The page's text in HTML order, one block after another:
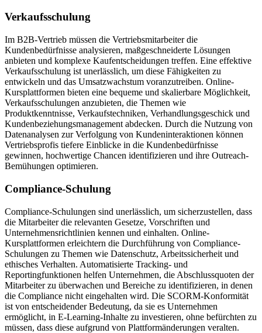
Verkaufsschulung
Im B2B-Vertrieb müssen die Vertriebsmitarbeiter die
Kundenbedürfnisse analysieren, maßgeschneiderte Lösungen
anbieten und komplexe Kaufentscheidungen treffen. Eine effektive
Verkaufsschulung ist unerlässlich, um diese Fähigkeiten zu
entwickeln und das Umsatzwachstum voranzutreiben. Online-
Kursplattformen bieten eine bequeme und skalierbare Möglichkeit,
Verkaufsschulungen anzubieten, die Themen wie
Produktkenntnisse, Verkaufstechniken, Verhandlungsgeschick und
Kundenbeziehungsmanagement abdecken. Durch die Nutzung von
Datenanalysen zur Verfolgung von Kundeninteraktionen können
Vertriebsprofis tiefere Einblicke in die Kundenbedürfnisse
gewinnen, hochwertige Chancen identifizieren und ihre Outreach-
Bemühungen optimieren.
Compliance-Schulung
Compliance-Schulungen sind unerlässlich, um sicherzustellen, dass
die Mitarbeiter die relevanten Gesetze, Vorschriften und
Unternehmensrichtlinien kennen und einhalten. Online-
Kursplattformen erleichtern die Durchführung von Compliance-
Schulungen zu Themen wie Datenschutz, Arbeitssicherheit und
ethisches Verhalten. Automatisierte Tracking- und
Reportingfunktionen helfen Unternehmen, die Abschlussquoten der
Mitarbeiter zu überwachen und Bereiche zu identifizieren, in denen
die Compliance nicht eingehalten wird. Die SCORM-Konformität
ist von entscheidender Bedeutung, da sie es Unternehmen
ermöglicht, in E-Learning-Inhalte zu investieren, ohne befürchten zu
müssen, dass diese aufgrund von Plattformänderungen veralten.